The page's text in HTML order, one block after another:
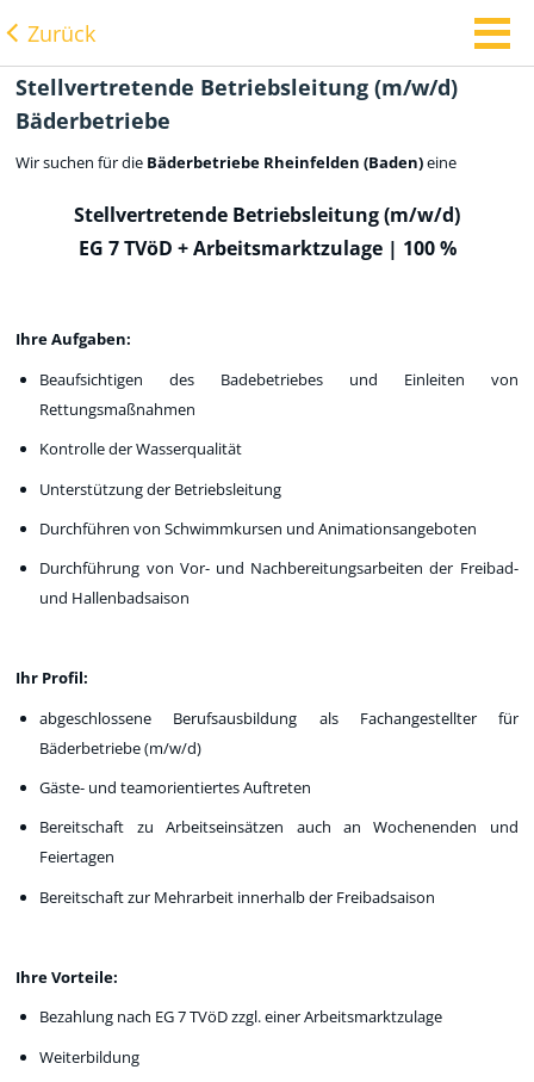
Zurück
Stellvertretende Betriebsleitung (m/w/d)
Bäderbetriebe
Wir suchen für die Bäderbetriebe Rheinfelden (Baden)eine
Stellvertretende Betriebsleitung (m/w/d)
EG 7 TVöD + Arbeitsmarktzulage | 100 %
Ihre Aufgaben:
Beaufsichtigen des Badebetriebes und Einleiten von
Rettungsmaßnahmen
Kontrolle der Wasserqualität
Unterstützung der Betriebsleitung
Durchführen von Schwimmkursen und Animationsangeboten
Durchführung von Vor- und Nachbereitungsarbeiten der Freibad-
und Hallenbadsaison
Ihr Profil:
abgeschlossene Berufsausbildung als Fachangestellter für
Bäderbetriebe (m/w/d)
Gäste- und teamorientiertes Auftreten
Bereitschaft zu Arbeitseinsätzen auch an Wochenenden und
Feiertagen
Bereitschaft zur Mehrarbeit innerhalb der Freibadsaison
Ihre Vorteile:
Bezahlung nach EG 7 TVöD zzgl. einer Arbeitsmarktzulage
Weiterbildung